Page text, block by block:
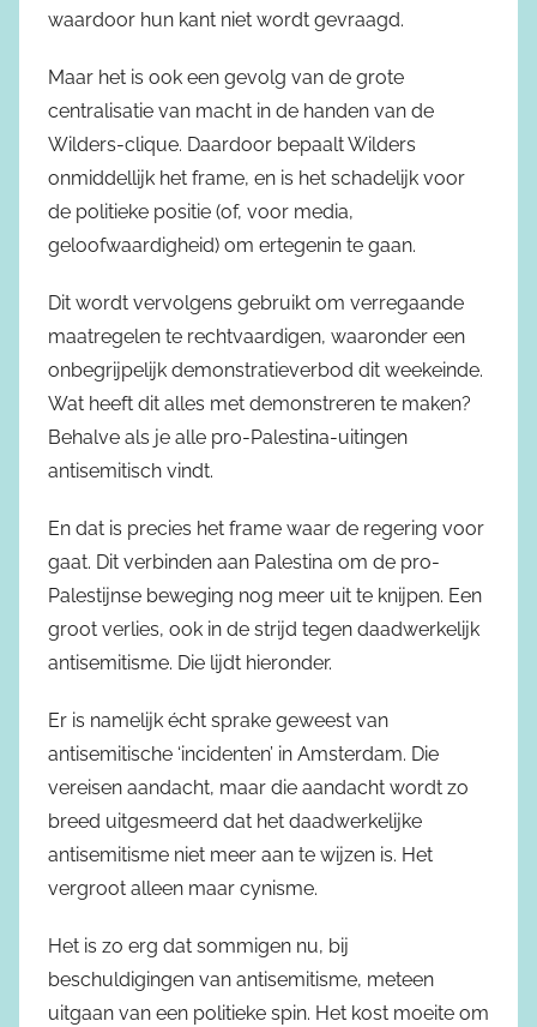
waardoor hun kant niet wordt gevraagd.
Maar het is ook een gevolg van de grote
centralisatie van macht in de handen van de
Wilders-clique. Daardoor bepaalt Wilders
onmiddellijk het frame, en is het schadelijk voor
de politieke positie (of, voor media,
geloofwaardigheid) om ertegenin te gaan.
Dit wordt vervolgens gebruikt om verregaande
maatregelen te rechtvaardigen, waaronder een
onbegrijpelijk demonstratieverbod dit weekeinde.
Wat heeft dit alles met demonstreren te maken?
Behalve als je alle pro-Palestina-uitingen
antisemitisch vindt.
En dat is precies het frame waar de regering voor
gaat. Dit verbinden aan Palestina om de pro-
Palestijnse beweging nog meer uit te knijpen. Een
groot verlies, ook in de strijd tegen daadwerkelijk
antisemitisme. Die lijdt hieronder.
Er is namelijk écht sprake geweest van
antisemitische ‘incidenten’ in Amsterdam. Die
vereisen aandacht, maar die aandacht wordt zo
breed uitgesmeerd dat het daadwerkelijke
antisemitisme niet meer aan te wijzen is. Het
vergroot alleen maar cynisme.
Het is zo erg dat sommigen nu, bij
beschuldigingen van antisemitisme, meteen
uitgaan van een politieke spin. Het kost moeite om